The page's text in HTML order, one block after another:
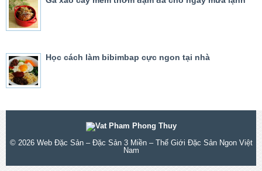
Học cách làm bibimbap cực ngon tại nhà
© 2026 Web Đặc Sản – Đặc Sản 3 Miền – Thế Giới Đặc Sản Ngon Việt
Nam